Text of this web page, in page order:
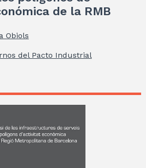
de la RMB
Obiols
del Pacto Industrial